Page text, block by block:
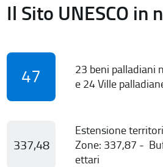
Il Sito UNESCO in
47
23 beni palladiani
e 24 Ville
337,48
Estensione
Zone: 337,87 -
ettari